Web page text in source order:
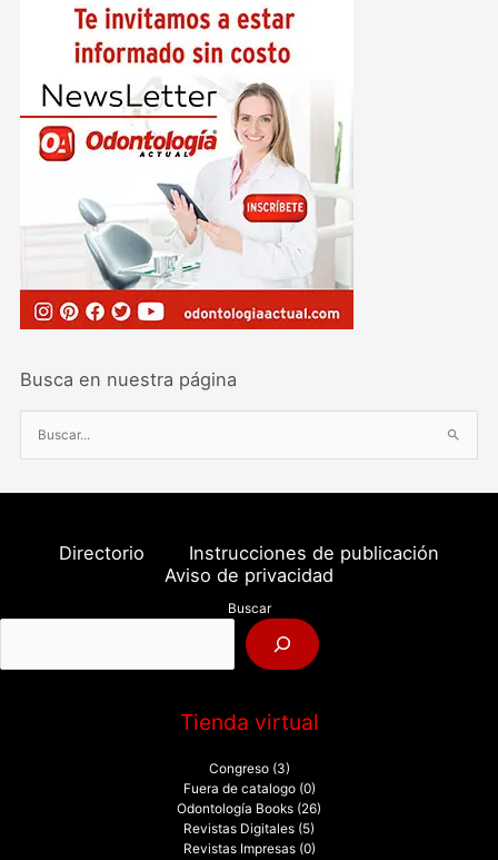
Busca en nuestra página
u
s
o
:
Directorio
Instrucciones de publicación
Aviso de privacidad
Buscar
Tienda virtual
Congreso (3)
Fuera de catalogo (0)
Odontología Books (26)
Revistas Digitales (5)
Revistas Impresas (0)